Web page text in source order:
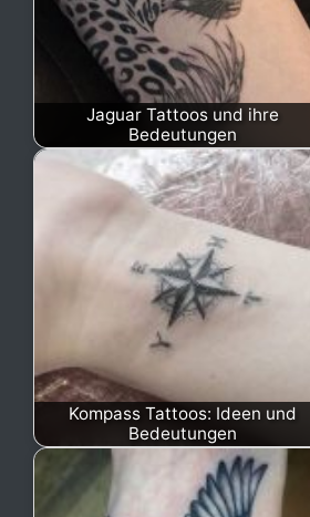
Jaguar Tattoos und ihre
Bedeutungen
Kompass Tattoos: Ideen und
Bedeutungen